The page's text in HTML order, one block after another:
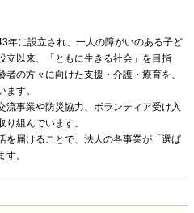
年に設立され、一人の障がいのある子ど
立以来、「ともに生きる社会」を目指
の方々に向けた支援・介護・療育を、
す。
流事業や防災協力、ボランティア受け入
組んでいます。
を届けることで、法人の各事業が「選ば
。